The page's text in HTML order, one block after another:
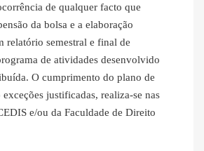
de qualquer facto que
da bolsa e a elaboração
relatório semestral e final de
de atividades desenvolvido
O cumprimento do plano de
justificadas, realiza-se nas
e/ou da Faculdade de Direito